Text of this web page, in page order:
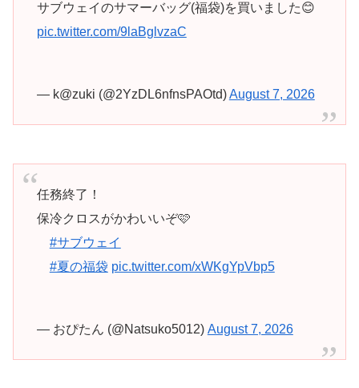
サブウェイのサマーバッグ(福袋)を買いました😊
pic.twitter.com/9laBglvzaC
— k@zuki (@2YzDL6nfnsPAOtd)August 7, 2026
任務終了！
保冷クロスがかわいいぞ🩷
#サブウェイ
#夏の福袋 pic.twitter.com/xWKgYpVbp5
— おぴたん (@Natsuko5012) August 7, 2026